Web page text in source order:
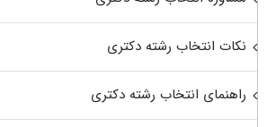
نکات انتخاب رشته دکتری
راهنمای انتخاب رشته دکتری